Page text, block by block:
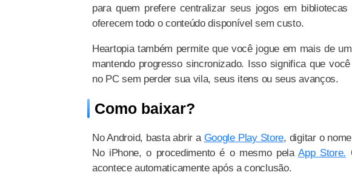
para quem prefere centralizar seus jogos em
oferecem todo o conteúdo disponível sem custo.
Heartopia também permite que você jogue em mais de
mantendo progresso sincronizado. Isso significa que
no PC sem perder sua vila, seus itens ou seus avanços.
Como baixar?
No Android, basta abrir a Google Play Store, digitar o
No iPhone, o procedimento é o mesmo pelaApp Store.
acontece automaticamente após a conclusão.